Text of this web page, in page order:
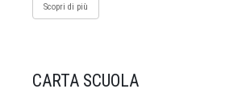
Scopri di più
CARTA SCUOLA